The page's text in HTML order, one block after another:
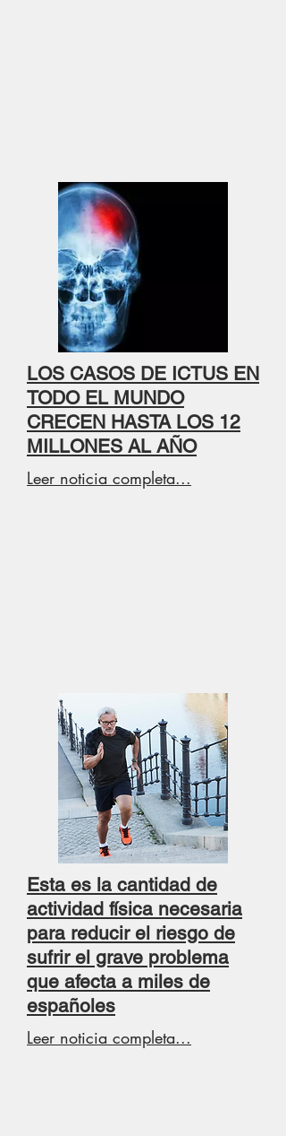
LOS CASOS DE ICTUS EN
TODO EL MUNDO
CRECEN HASTA LOS 12
MILLONES AL AÑO
Leer noticia completa...
Esta es la cantidad de
actividad física necesaria
para reducir el riesgo de
sufrir el grave problema
que afecta a miles de
españoles
Leer noticia completa...